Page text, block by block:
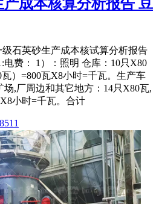
成本核算分析报告 豆
级石英砂生产成本核试算分析报告
电费： 1）：照明 仓库：10只X80
）=800瓦X8小时=千瓦。生产车
场,厂周边和其它地方：14只X80瓦,
小时=千瓦。合计